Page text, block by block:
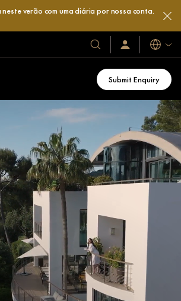
verão com uma diária por nossa conta.
Nossos
hotéis
resorts
Login/Inscreva-
se
Idiomas
Submit Enquiry